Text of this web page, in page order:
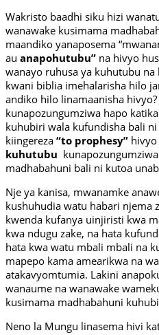
Wakristo baadhi siku hizi
wanawake kusimama
maandiko yanaposema
au anapohutubu” na hivyo
wanayo ruhusa ya kuhutubu
kwani biblia imehalarisha hilo
andiko hilo linamaanisha
kunapozungumziwa hapo katika
kuhubiri wala kufundisha bali
kiingereza “to prophesy” hivyo
kuhutubu
madhabahuni bali ni kutoa
Nje ya kanisa, mwanamke
kushuhudia watu habari njema
kwenda kufanya uinjiristi kwa
kwa ndugu zake, na hata
hata kwa watu mbali mbali na
mapepo kama amearikwa na
atakavyomtumia. Lakini
wanaume na wanawake
kusimama madhabahuni
Neno la Mungu linasema hivi